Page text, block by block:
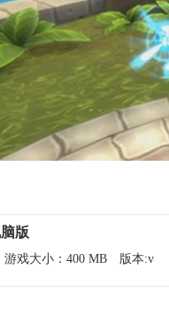
版
游戏大小：400 MB 版本:v